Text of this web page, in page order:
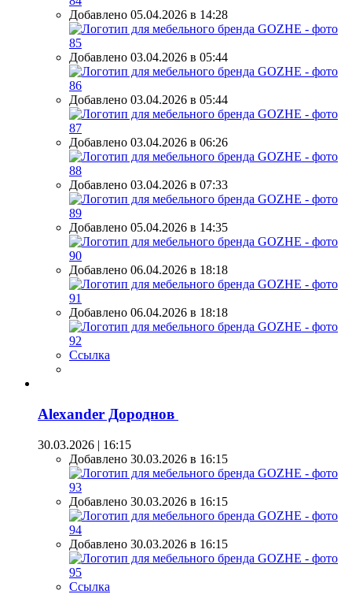
Добавлено 05.04.2026 в 14:28
Добавлено 03.04.2026 в 05:44
Добавлено 03.04.2026 в 05:44
Добавлено 03.04.2026 в 06:26
Добавлено 03.04.2026 в 07:33
Добавлено 05.04.2026 в 14:35
Добавлено 06.04.2026 в 18:18
Добавлено 06.04.2026 в 18:18
Ссылка
Alexander Дороднов
30.03.2026 | 16:15
Добавлено 30.03.2026 в 16:15
Добавлено 30.03.2026 в 16:15
Добавлено 30.03.2026 в 16:15
Ссылка